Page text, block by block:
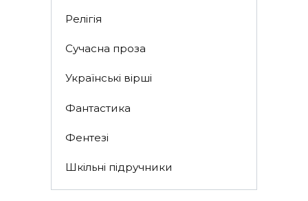
Релігія
Сучасна проза
Українські вірші
Фантастика
Фентезі
Шкільні підручники